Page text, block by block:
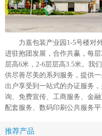
力嘉包装产业园1-5号楼对
进驻抱团发展，合作共赢，每
层高6米，2-6层层高3.5米。我
供尽善尽美的系列服务，提供
出户享受到一站式的办证服务
询、免费宣传、工商服务、金
配套服务、数码印刷公共服务平
推荐产品